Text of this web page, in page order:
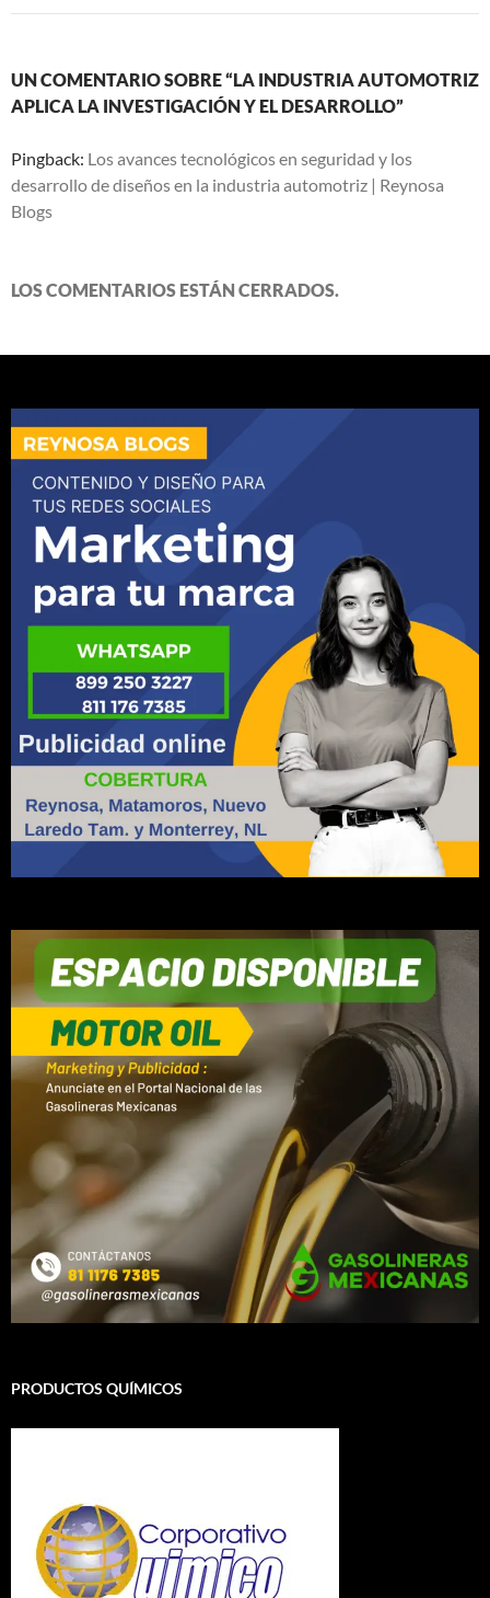
UN COMENTARIO SOBRE “LA INDUSTRIA AUTOMOTRIZ
APLICA LA INVESTIGACIÓN Y EL DESARROLLO”
Pingback: Los avances tecnológicos en seguridad y los
desarrollo de diseños en la industria automotriz | Reynosa
Blogs
LOS COMENTARIOS ESTÁN CERRADOS.
PRODUCTOS QUÍMICOS